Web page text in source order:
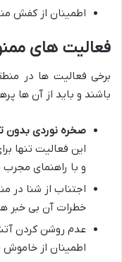
اطمینان از کفش
فعالیت های
برخی فعالیت ها در
باشند و باید از آن ها
صخره نوردی بدون
این فعالیت تنها
و با راهنمای
اجتناب از شنا در
خطرات آن بی خبر
عدم روشن کردن
اطمینان از